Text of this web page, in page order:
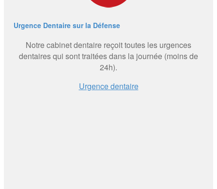
Urgence Dentaire sur la Défense
Notre cabinet dentaire reçoit toutes les urgences
dentaires qui sont traitées dans la journée (moins de
24h).
Urgence dentaire